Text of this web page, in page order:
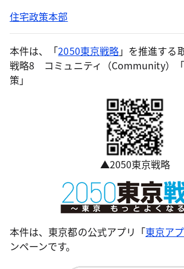
住宅政策本部
本件は、「2050東京戦略」を推進する
戦略8 コミュニティ（Community）
策」
▲2050東京戦略
本件は、東京都の公式アプリ「東京ア
ンペーンです。